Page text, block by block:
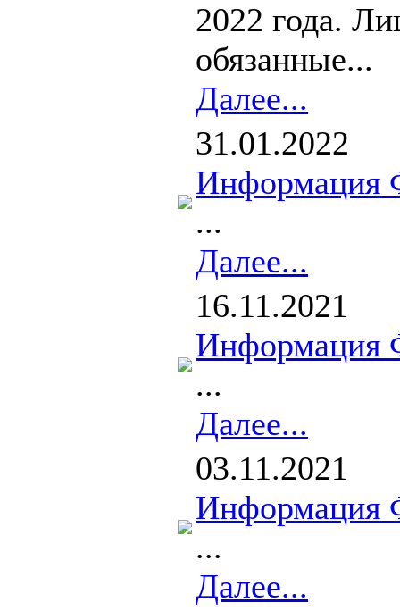
2022 года.
обязанные...
Далее...
31.01.2022
Информация
...
Далее...
16.11.2021
Информация
...
Далее...
03.11.2021
Информация
...
Далее...